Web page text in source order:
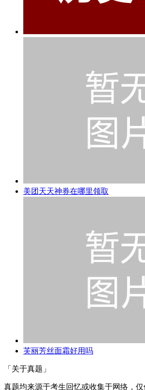
美团天天神券在哪里领取
芙丽芳丝面霜好用吗
「关于真题」
真题均来源于考生回忆或收集于网络，